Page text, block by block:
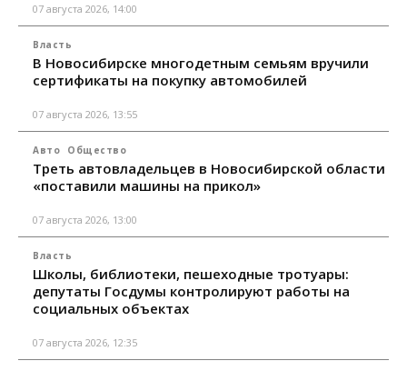
07 августа 2026, 14:00
Власть
В Новосибирске многодетным семьям вручили
сертификаты на покупку автомобилей
07 августа 2026, 13:55
Авто Общество
Треть автовладельцев в Новосибирской области
«поставили машины на прикол»
07 августа 2026, 13:00
Власть
Школы, библиотеки, пешеходные тротуары:
депутаты Госдумы контролируют работы на
социальных объектах
07 августа 2026, 12:35